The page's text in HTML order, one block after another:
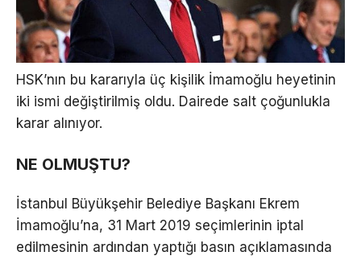
HSK’nın bu kararıyla üç kişilik İmamoğlu heyetinin
iki ismi değiştirilmiş oldu. Dairede salt çoğunlukla
karar alınıyor.
NE OLMUŞTU?
İstanbul Büyükşehir Belediye Başkanı Ekrem
İmamoğlu’na, 31 Mart 2019 seçimlerinin iptal
edilmesinin ardından yaptığı basın açıklamasında